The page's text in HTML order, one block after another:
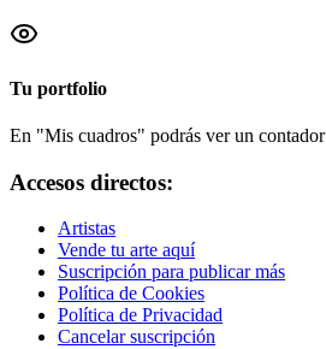
Tu portfolio
En "Mis cuadros" podrás ver un
Accesos directos:
Artistas
Vende tu arte aquí
Suscripción para publicar más
Política de Cookies
Política de Privacidad
Cancelar suscripción